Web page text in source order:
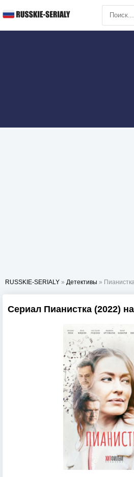
RUSSKIE-SERIALY » Детективы »
Сериал Пианистка (2022)